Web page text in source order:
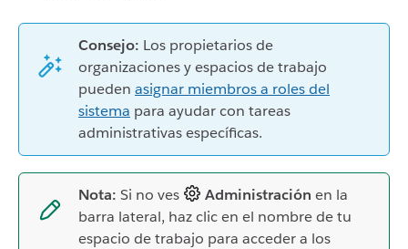
Consejo: Los propietarios de
organizaciones y espacios de trabajo
pueden asignar miembros a roles del
sistema para ayudar con tareas
administrativas específicas.
Nota: Si no ves Administración en la
barra lateral, haz clic en el nombre de tu
espacio de trabajo para acceder a los